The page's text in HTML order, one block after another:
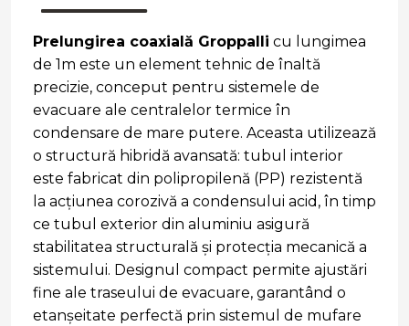
Prelungirea coaxială Groppalli cu lungimea
de 1m este un element tehnic de înaltă
precizie, conceput pentru sistemele de
evacuare ale centralelor termice în
condensare de mare putere. Aceasta utilizează
o structură hibridă avansată: tubul interior
este fabricat din polipropilenă (PP) rezistentă
la acțiunea corozivă a condensului acid, în timp
ce tubul exterior din aluminiu asigură
stabilitatea structurală și protecția mecanică a
sistemului. Designul compact permite ajustări
fine ale traseului de evacuare, garantând o
etanșeitate perfectă prin sistemul de mufare